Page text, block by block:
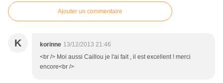
Ajouter un commentaire
K korinne 13/12/2013 21:46
<br /> Moi aussi Caillou je l'ai fait , il est excellent ! merci
encore<br />